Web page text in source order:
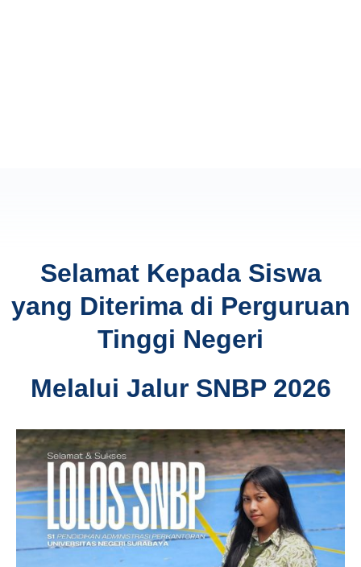
Selamat Kepada Siswa
yang Diterima di Perguruan
Tinggi Negeri
Melalui Jalur SNBP 2026